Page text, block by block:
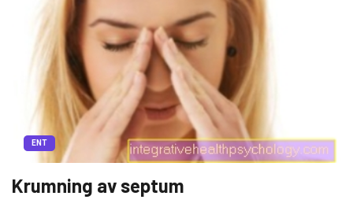
ENT
Krumning av septum